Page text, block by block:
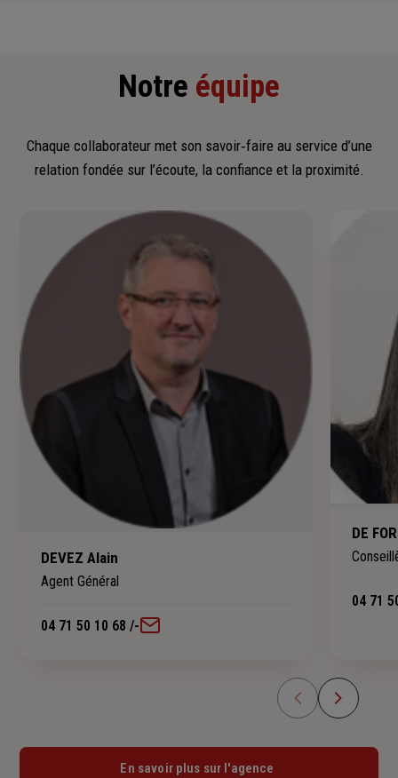
Notre équipe
Chaque collaborateur met son savoir‑faire au service d’une
relation fondée sur l’écoute, la confiance et la proximité.
DEVEZ Alain
Agent Général
04 71 50 10 68 /-
DE
04 71
En savoir plus sur l'agence